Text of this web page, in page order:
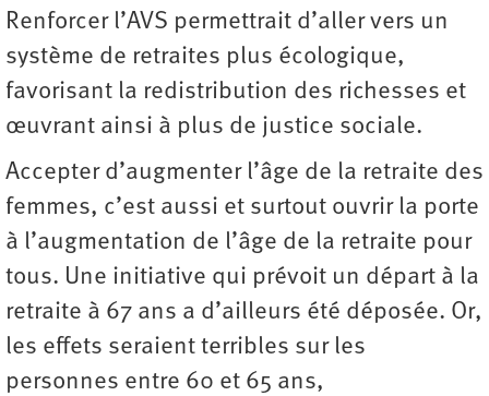
Renforcer l’AVS permettrait d’aller vers un
système de retraites plus écologique,
favorisant la redistribution des richesses et
œuvrant ainsi à plus de justice sociale.
Accepter d’augmenter l’âge de la retraite des
femmes, c’est aussi et surtout ouvrir la porte
à l’augmentation de l’âge de la retraite pour
tous. Une initiative qui prévoit un départ à la
retraite à 67 ans a d’ailleurs été déposée. Or,
les effets seraient terribles sur les
personnes entre 60 et 65 ans,